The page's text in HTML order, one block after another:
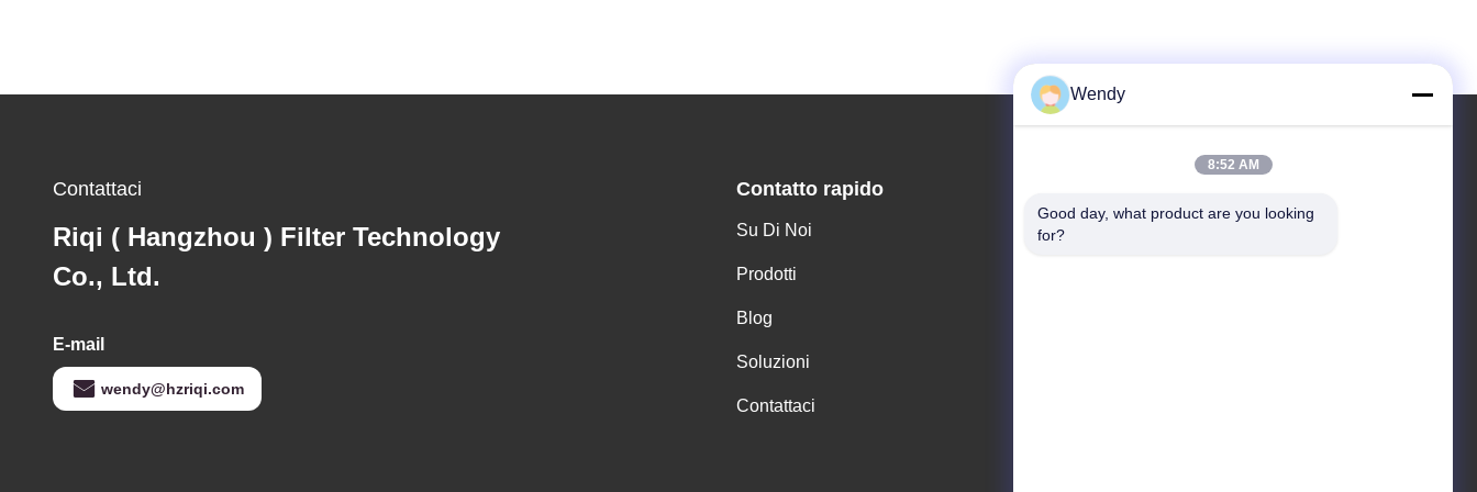
Contattaci
Riqi ( Hangzhou ) Filter Technology
Co., Ltd.
E-mail
wendy@hzriqi.com
Contatto rapido
Su Di Noi
Prodotti
Blog
Soluzioni
Contattaci
Indirizzo
Wendy
8:52 AM
Good day, what product are you looking
for?